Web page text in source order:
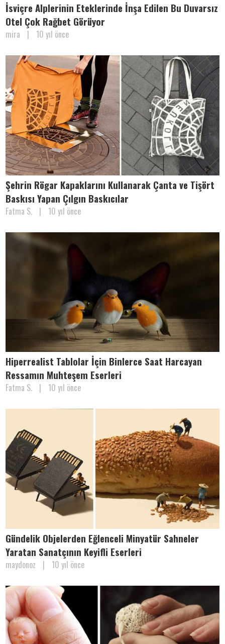
İsviçre Alplerinin Eteklerinde İnşa Edilen Bu Duvarsız
Otel Çok Rağbet Görüyor
mira | 10 yıl önce
Şehrin Rögar Kapaklarını Kullanarak Çanta ve Tişört
Baskısı Yapan Çılgın Baskıcılar
Fatma S. | 10 yıl önce
Hiperrealist Tablolar İçin Binlerce Saat Harcayan
Ressamın Muhteşem Eserleri
Fatma S. | 10 yıl önce
Gündelik Objelerden Eğlenceli Minyatür Sahneler
Yaratan Sanatçının Keyifli Eserleri
maydonoz | 10 yıl önce